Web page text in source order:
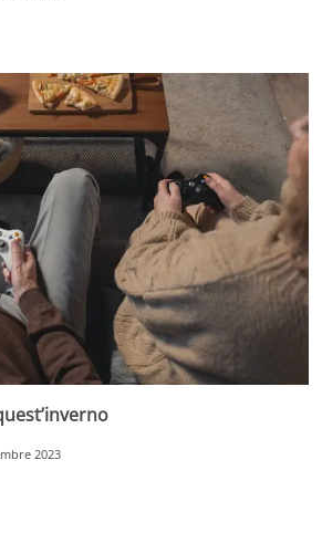
2023